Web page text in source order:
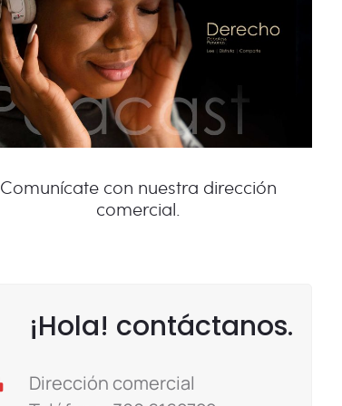
Comunícate con nuestra dirección
comercial.
¡Hola! contáctanos.
Dirección comercial